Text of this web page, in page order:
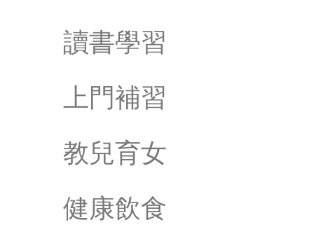
讀書學習
上門補習
教兒育女
健康飲食